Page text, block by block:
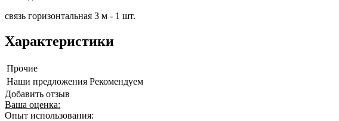
связь горизонтальная 3 м - 1 шт.
Характеристики
Прочие
Наши предложения Рекомендуем
Добавить отзыв
Ваша оценка:
Опыт использования: